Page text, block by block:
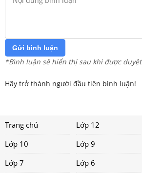
Gửi bình luận
*Bình luận sẽ hiển thị sau khi được duyệt
Hãy trở thành người đầu tiên bình luận!
Trang chủ Lớp 12
Lớp 10
Lớp 9
Lớp 7
Lớp 6